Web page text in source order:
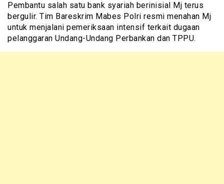
Pembantu salah satu bank syariah berinisial Mj terus
bergulir. Tim Bareskrim Mabes Polri resmi menahan Mj
untuk menjalani pemeriksaan intensif terkait dugaan
pelanggaran Undang-Undang Perbankan dan TPPU.